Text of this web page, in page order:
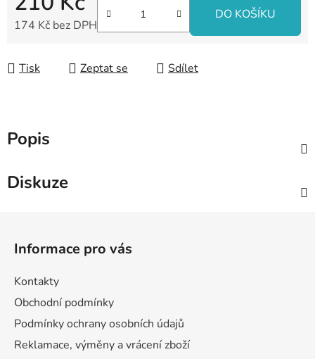
174 Kč bez DPH
DO KOŠÍKU
Tisk Zeptat se Sdílet
Popis
Diskuze
Informace pro vás
Kontakty
Obchodní podmínky
Podmínky ochrany osobních údajů
Reklamace, výměny a vrácení zboží